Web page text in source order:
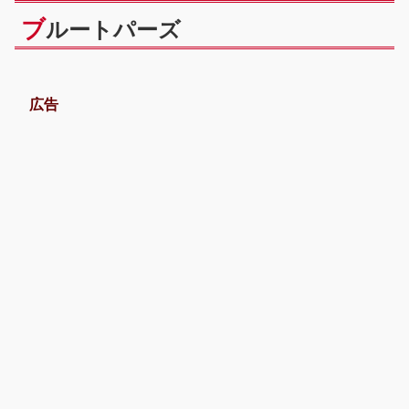
ブルートパーズ
広告